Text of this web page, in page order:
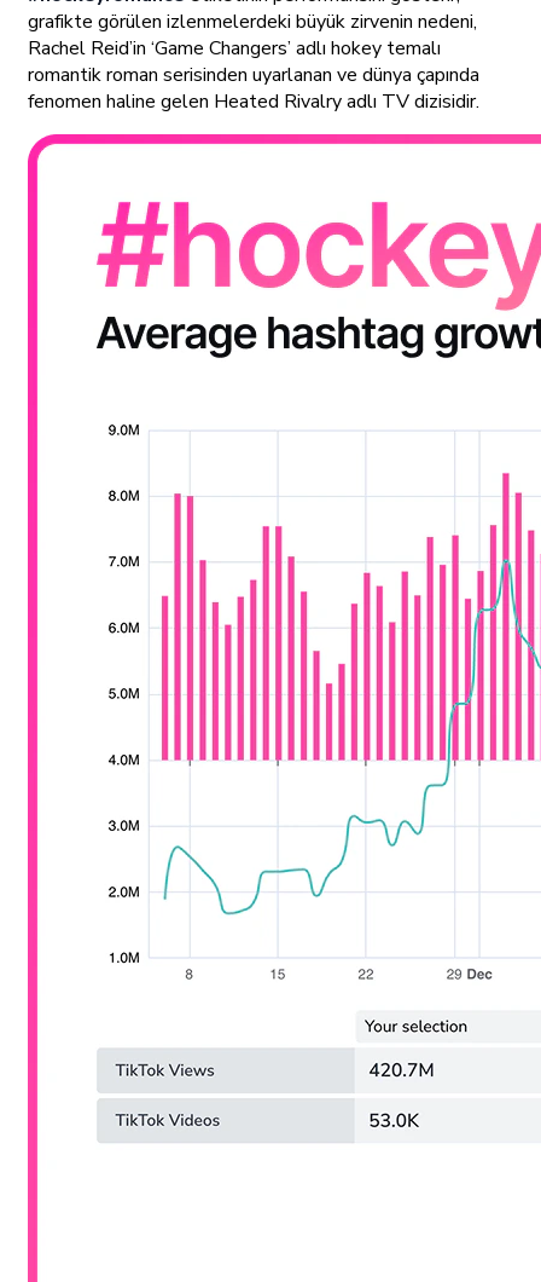
grafikte görülen izlenmelerdeki büyük zirvenin nedeni,
Rachel Reid’in ‘Game Changers’ adlı hokey temalı
romantik roman serisinden uyarlanan ve dünya çapında
fenomen haline gelen Heated Rivalry adlı TV dizisidir.